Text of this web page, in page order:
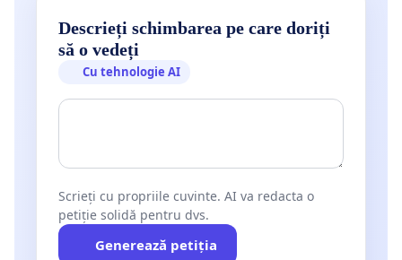
Descrieți schimbarea pe care doriți
să o vedeți
Cu tehnologie AI
Scrieți cu propriile cuvinte. AI va redacta o
petiție solidă pentru dvs.
Generează petiția